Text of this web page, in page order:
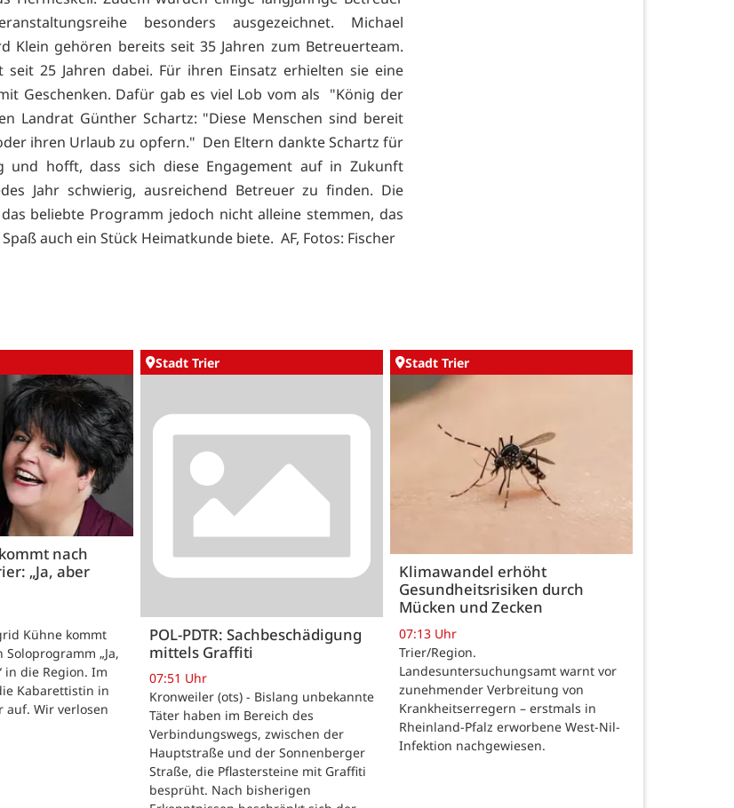
besonders ausgezeichnet. Michael
Klein gehören bereits seit 35 Jahren zum Betreuerteam.
seit 25 Jahren dabei. Für ihren Einsatz erhielten sie eine
Geschenken. Dafür gab es viel Lob vom als "König der
Landrat Günther Schartz: "Diese Menschen sind bereit
ihren Urlaub zu opfern." Den Eltern dankte Schartz für
und hofft, dass sich diese Engagement auf in Zukunft
Jahr schwierig, ausreichend Betreuer zu finden. Die
beliebte Programm jedoch nicht alleine stemmen, das
auch ein Stück Heimatkunde biete. AF, Fotos: Fischer
nach
„Ja, aber
Kühne kommt
„Ja,
in die Region. Im
Kabarettistin in
auf. Wir verlosen
Stadt Trier
POL-PDTR: Sachbeschädigung
mittels Graffiti
07:51 Uhr
Kronweiler (ots) - Bislang unbekannte
Täter haben im Bereich des
Verbindungswegs, zwischen der
Hauptstraße und der Sonnenberger
Straße, die Pflastersteine mit Graffiti
besprüht. Nach bisherigen
Stadt Trier
Klimawandel erhöht
Gesundheitsrisiken durch
Mücken und Zecken
07:13 Uhr
Trier/Region.
Landesuntersuchungsamt warnt vor
zunehmender Verbreitung von
Krankheitserregern – erstmals in
Rheinland-Pfalz erworbene West-Nil-
Infektion nachgewiesen.